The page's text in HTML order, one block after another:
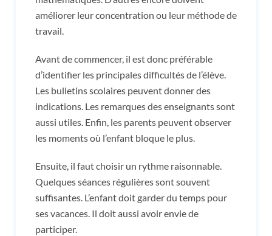
améliorer leur concentration ou leur méthode de
travail.
Avant de commencer, il est donc préférable
d’identifier les principales difficultés de l’élève.
Les bulletins scolaires peuvent donner des
indications. Les remarques des enseignants sont
aussi utiles. Enfin, les parents peuvent observer
les moments où l’enfant bloque le plus.
Ensuite, il faut choisir un rythme raisonnable.
Quelques séances régulières sont souvent
suffisantes. L’enfant doit garder du temps pour
ses vacances. Il doit aussi avoir envie de
participer.